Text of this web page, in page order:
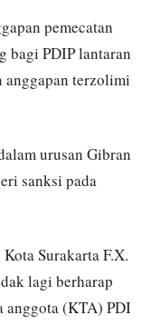
pemecatan
bagi PDIP lantaran
anggapan terzolimi
urusan Gibran
sanksi pada
Surakarta F.X.
lagi berharap
anggota (KTA) PDI